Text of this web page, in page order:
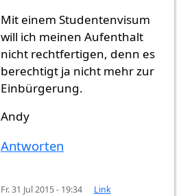
Mit einem Studentenvisum
will ich meinen Aufenthalt
nicht rechtfertigen, denn es
berechtigt ja nicht mehr zur
Einbürgerung.
Andy
Antworten
Fr. 31 Jul 2015 - 19:34 Link